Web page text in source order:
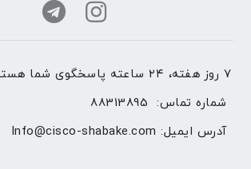
۷ روز هفته، ۲۴ ساعته پاسخگوی شما هستیم.
شماره تماس: 88313895
آدرس ایمیل: Info@cisco-shabake.com